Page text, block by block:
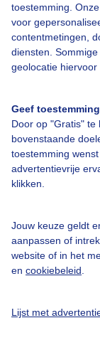
toestemming.
voor
contentmetingen,
diensten.
geolocatie hiervoor
Geef
Door op "Gratis" te
bovenstaande
toestemming
advertentievrije
klikken.
Jouw keuze geldt
aanpassen of
website of in het
en cookiebeleid
Lijst met
Over
Veelgestelde
Contact
Toegankelijkheid
Buienradar
Privacy beleid
Privacy